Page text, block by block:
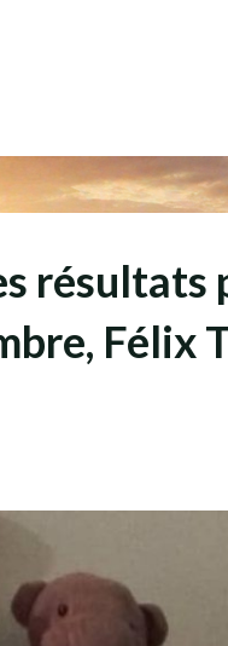
résultats
Félix